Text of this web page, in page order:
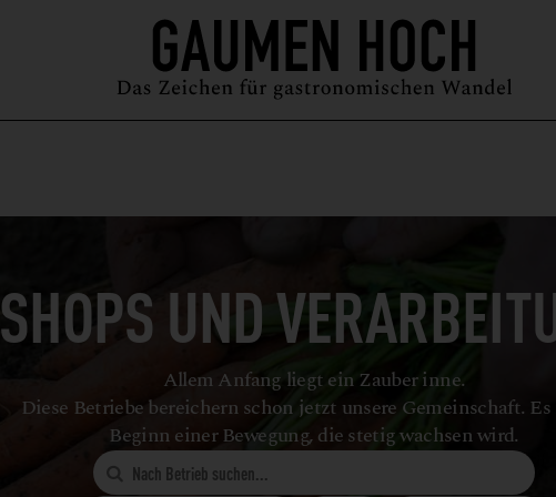
MAGAZIN GUIDE PODCAST ÜBER UNS SYMPOSIUM
SHOPS UND
Allem Anfang liegt ein Zauber inne.
Diese Betriebe bereichern schon jetzt unsere Gemeinschaft.
Beginn einer Bewegung, die stetig wachsen wird.
